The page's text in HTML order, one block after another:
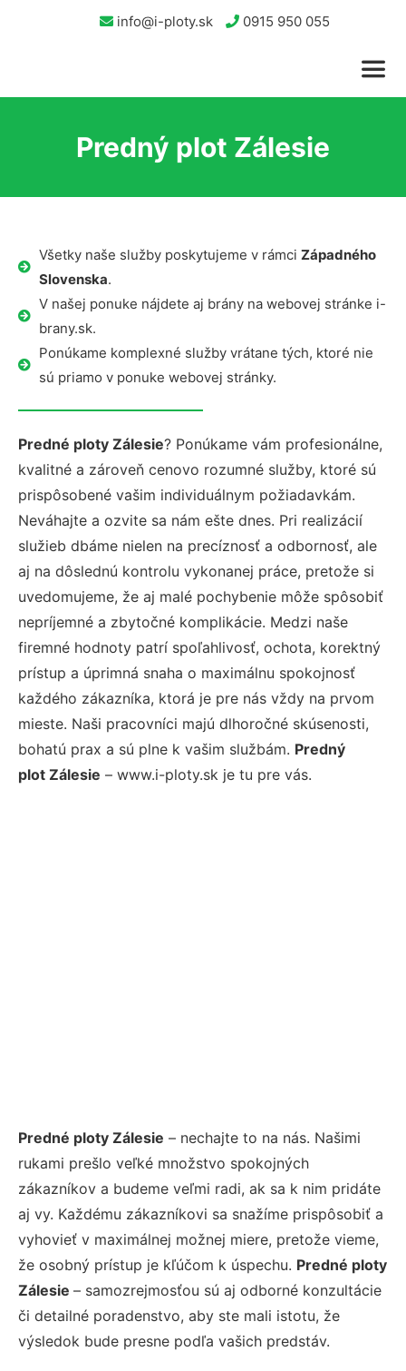
info@i-ploty.sk 0915 950 055
Predný plot Zálesie
Všetky naše služby poskytujeme v rámci Západného
Slovenska.
V našej ponuke nájdete aj brány na webovej stránke i-
brany.sk.
Ponúkame komplexné služby vrátane tých, ktoré nie
sú priamo v ponuke webovej stránky.
Predné ploty Zálesie? Ponúkame vám profesionálne,
kvalitné a zároveň cenovo rozumné služby, ktoré sú
prispôsobené vašim individuálnym požiadavkám.
Neváhajte a ozvite sa nám ešte dnes. Pri realizácií
služieb dbáme nielen na precíznosť a odbornosť, ale
aj na dôslednú kontrolu vykonanej práce, pretože si
uvedomujeme, že aj malé pochybenie môže spôsobiť
nepríjemné a zbytočné komplikácie. Medzi naše
firemné hodnoty patrí spoľahlivosť, ochota, korektný
prístup a úprimná snaha o maximálnu spokojnosť
každého zákazníka, ktorá je pre nás vždy na prvom
mieste. Naši pracovníci majú dlhoročné skúsenosti,
bohatú prax a sú plne k vašim službám. Predný
plot Zálesie – www.i-ploty.sk je tu pre vás.
Predné ploty Zálesie – nechajte to na nás. Našimi
rukami prešlo veľké množstvo spokojných
zákazníkov a budeme veľmi radi, ak sa k nim pridáte
aj vy. Každému zákazníkovi sa snažíme prispôsobiť a
vyhovieť v maximálnej možnej miere, pretože vieme,
že osobný prístup je kľúčom k úspechu. Predné ploty
Zálesie – samozrejmosťou sú aj odborné konzultácie
či detailné poradenstvo, aby ste mali istotu, že
výsledok bude presne podľa vašich predstáv.